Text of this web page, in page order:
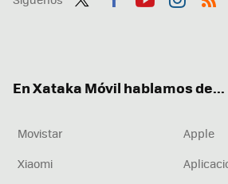
En Xataka Móvil hablamos de...
Movistar
Apple
Xiaomi